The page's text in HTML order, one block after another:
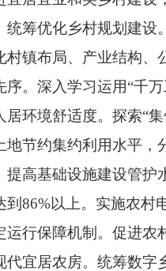
优化乡村规划建设。
村镇布局、产业结构、
序。深入学习运用“千
居环境舒适度。探索“
地节约集约利用水平，
基础设施建设管护水
到86%以上。实施农村
运行保障机制。促进农
代宜居农房。统筹数